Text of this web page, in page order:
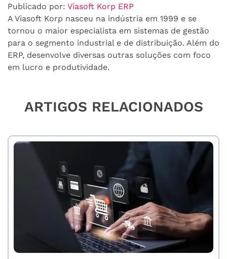
Publicado por: Viasoft Korp ERP
A Viasoft Korp nasceu na indústria em 1999 e se
tornou o maior especialista em sistemas de gestão
para o segmento industrial e de distribuição. Além do
ERP, desenvolve diversas outras soluções com foco
em lucro e produtividade.
ARTIGOS RELACIONADOS